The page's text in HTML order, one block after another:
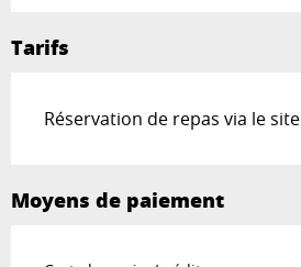
Tarifs
Réservation de repas via le site
Moyens de paiement